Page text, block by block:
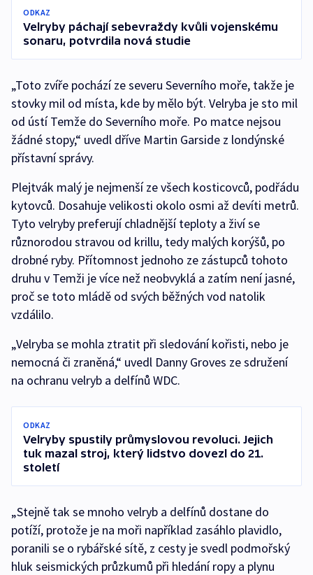
ODKAZ
Velryby páchají sebevraždy kvůli vojenskému
sonaru, potvrdila nová studie
„Toto zvíře pochází ze severu Severního moře, takže je
stovky mil od místa, kde by mělo být. Velryba je sto mil
od ústí Temže do Severního moře. Po matce nejsou
žádné stopy,“ uvedl dříve Martin Garside z londýnské
přístavní správy.
Plejtvák malý je nejmenší ze všech kosticovců, podřádu
kytovců. Dosahuje velikosti okolo osmi až devíti metrů.
Tyto velryby preferují chladnější teploty a živí se
různorodou stravou od krillu, tedy malých korýšů, po
drobné ryby. Přítomnost jednoho ze zástupců tohoto
druhu v Temži je více než neobvyklá a zatím není jasné,
proč se toto mládě od svých běžných vod natolik
vzdálilo.
„Velryba se mohla ztratit při sledování kořisti, nebo je
nemocná či zraněná,“ uvedl Danny Groves ze sdružení
na ochranu velryb a delfínů WDC.
ODKAZ
Velryby spustily průmyslovou revoluci. Jejich
tuk mazal stroj, který lidstvo dovezl do 21.
století
„Stejně tak se mnoho velryb a delfínů dostane do
potíží, protože je na moři například zasáhlo plavidlo,
poranili se o rybářské sítě, z cesty je svedl podmořský
hluk seismických průzkumů při hledání ropy a plynu